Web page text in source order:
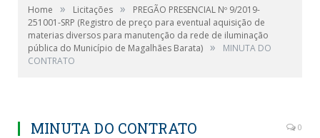
Home » Licitações »
PREGÃO PRESENCIAL Nº 9/2019-
251001-SRP (Registro de preço para eventual aquisição de
materias diversos para manutenção da rede de iluminação
pública do Município de Magalhães Barata) »
MINUTA DO
CONTRATO
MINUTA DO CONTRATO 0